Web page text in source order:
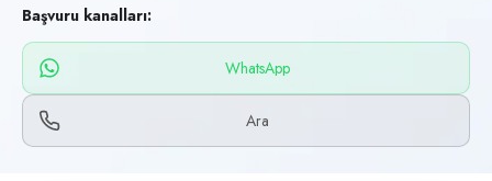
Son geçerlilik
19 Eylül 2026
Başvuru kanalları
WhatsApp, Telefon
Başvuru kanalları:
WhatsApp
Ara